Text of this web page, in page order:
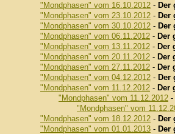
"Mondphasen" vom 16.10.2012 - Der
"Mondphasen" vom 23.10.2012 - Der
"Mondphasen" vom 30.10.2012 - Der
"Mondphasen" vom 06.11.2012 - Der
"Mondphasen" vom 13.11.2012 - Der
"Mondphasen" vom 20.11.2012 - Der
"Mondphasen" vom 27.11.2012 - Der
"Mondphasen" vom 04.12.2012 - Der
"Mondphasen" vom 11.12.2012 - Der
"Mondphasen" vom 11.12.2012 -
"Mondphasen" vom
"Mondphasen" vom 18.12.2012 - Der
"Mondphasen" vom 01.01.2013 - Der